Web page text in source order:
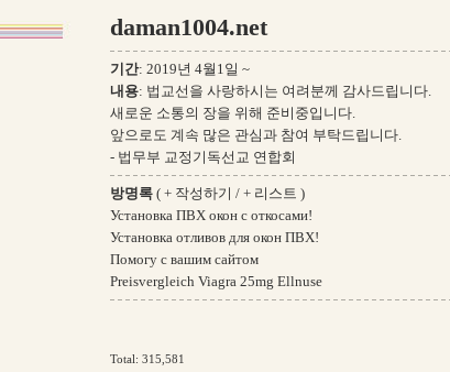
daman1004.net
기간: 2019년 4월1일 ~
내용: 법교선을 사랑하시는 여려분께 감사드립니다.
새로운 소통의 장을 위해 준비중입니다.
앞으로도 계속 많은 관심과 참여 부탁드립니다.
- 법무부 교정기독선교 연합회
방명록 ( + 작성하기 / + 리스트 )
Установка ПВХ окон с откосами!
Установка отливов для окон ПВХ!
Помогу с вашим сайтом
Preisvergleich Viagra 25mg Ellnuse
Total: 315,581